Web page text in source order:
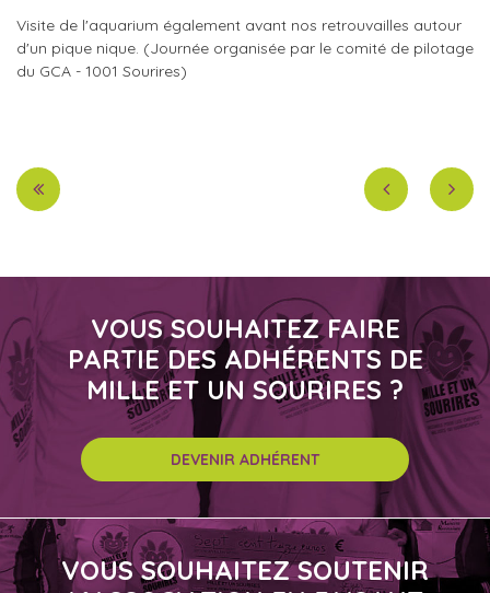
Visite de l'aquarium également avant nos retrouvailles autour
d'un pique nique. (Journée organisée par le comité de pilotage
du GCA - 1001 Sourires)
VOUS SOUHAITEZ FAIRE
PARTIE DES ADHÉRENTS DE
MILLE ET UN SOURIRES ?
DEVENIR ADHÉRENT
VOUS SOUHAITEZ SOUTENIR